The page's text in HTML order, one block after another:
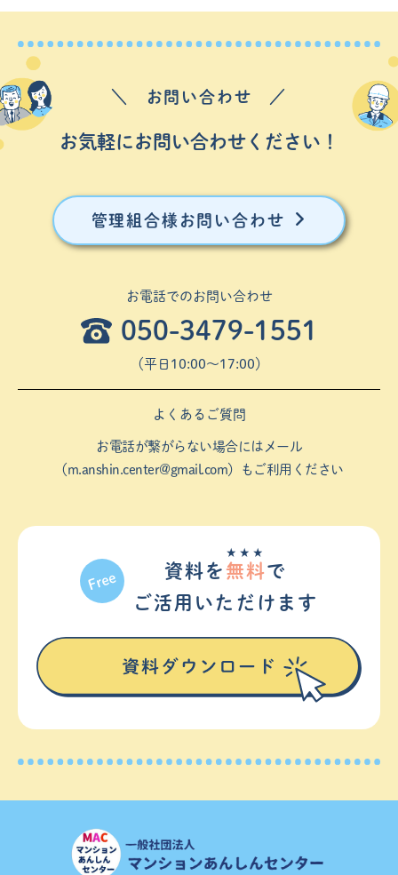
＼ お問い合わせ ／
お気軽にお問い合わせください！
管理組合様お問い合わせ
お電話でのお問い合わせ
050-3479-1551
（平⽇10:00〜17:00）
よくあるご質問
お電話が繋がらない場合にはメール
（m.anshin.center@gmail.com）もご利用ください
資料を 無料
★★★
で
ご活⽤いただけます